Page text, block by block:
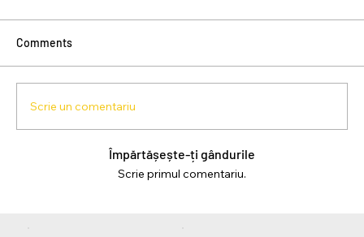
Comments
Scrie un comentariu
Împărtășește-ți gândurile
Scrie primul comentariu.